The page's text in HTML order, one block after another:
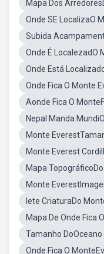
Mapa Dos
Onde SE LocalizaO
Subida
Onde É LocalezadO
Onde Está
Onde Fica O Monte
Aonde Fica O
Nepal Manda
Monte
Monte Everest
Mapa
Monte
Iete CriaturaDo
Mapa De Onde Fica
Tamanho
Onde Fica O